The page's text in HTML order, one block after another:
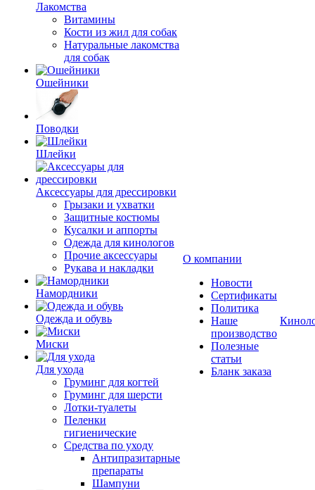
Лакомства
Витамины
Кости из жил для собак
Натуральные лакомства
для собак
Ошейники
Поводки
Шлейки
Аксессуары для дрессировки
Грызаки и ухватки
Защитные костюмы
Кусалки и аппорты
Одежда для кинологов
Прочие аксессуары
Рукава и накладки
Намордники
Одежда и обувь
Миски
Для ухода
Груминг для когтей
Груминг для шерсти
Лотки-туалеты
Пеленки
гигиенические
Средства по уходу
Антипразитарные
препараты
Шампуни
О компании
Новости
Сертификаты
Политика
Наше
производство
Полезные
статьи
Бланк заказа